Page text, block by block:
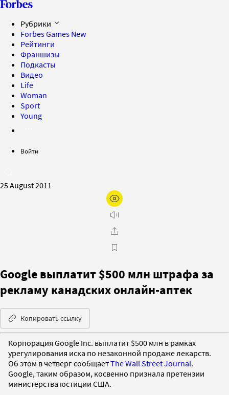
Рубрики
Forbes Games New
Рейтинги
Франшизы
Подкасты
Видео
Life
Woman
Sport
Young
Войти
25 August 2011
Google выплатит $500 млн штрафа за
рекламу канадских онлайн-аптек
Копировать ссылку
Корпорация Google Inc. выплатит $500 млн в рамках
урегулирования иска по незаконной продаже лекарств.
Об этом в четверг сообщаетThe Wall Street Journal.
Google, таким образом, косвенно признала претензии
министерства юстиции США.